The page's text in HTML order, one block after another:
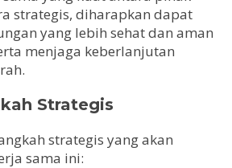
strategis, diharapkan dapat
yang lebih sehat dan aman
menjaga keberlanjutan
Strategis
strategis yang akan
sama ini: